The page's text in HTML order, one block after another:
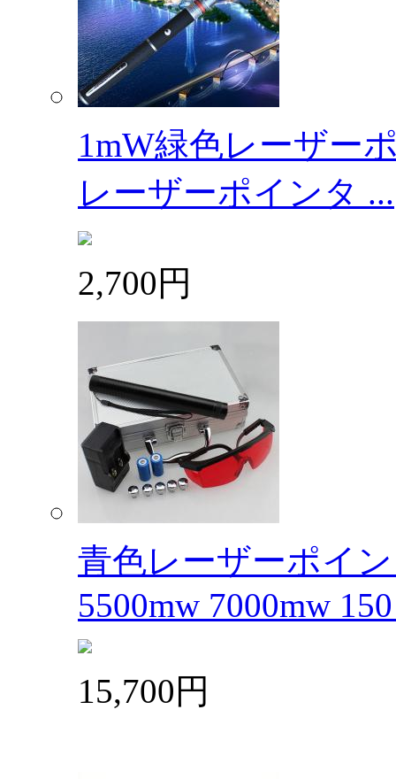
1mW緑色レーザー
レーザーポインタ ...
2,700円
青色レーザーポイン
5500mw 7000mw
15,700円